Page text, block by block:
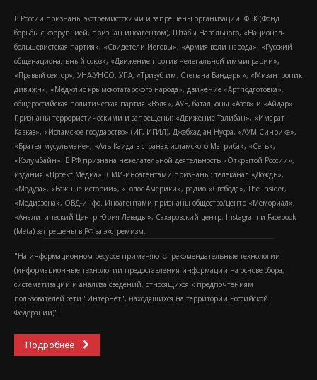
В России признаны экстремистскими и запрещены организации: ФБК (Фонд
борьбы с коррупцией, признан иноагентом), Штабы Навального, «Национал-
большевистская партия», «Свидетели Иеговы», «Армия воли народа», «Русский
общенациональный союз», «Движение против нелегальной иммиграции»,
«Правый сектор», УНА-УНСО, УПА, «Тризуб им. Степана Бандеры», «Мизантропик
дивижн», «Меджлис крымскотатарского народа», движение «Артподготовка»,
общероссийская политическая партия «Воля», АУЕ, батальоны «Азов» и «Айдар».
Признаны террористическими и запрещены: «Движение Талибан», «Имарат
Кавказ», «Исламское государство» (ИГ, ИГИЛ), Джебхад-ан-Нусра, «АУМ Синрике»,
«Братья-мусульмане», «Аль-Каида в странах исламского Магриба», «Сеть»,
«Колумбайн». В РФ признана нежелательной деятельность «Открытой России»,
издания «Проект Медиа». СМИ-иноагентами признаны: телеканал «Дождь»,
«Медуза», «Важные истории», «Голос Америки», радио «Свобода», The Insider,
«Медиазона», ОВД-инфо. Иноагентами признаны общество/центр «Мемориал»,
«Аналитический Центр Юрия Левады», Сахаровский центр. Instagram и Facebook
(Metа) запрещены в РФ за экстремизм.
"На информационном ресурсе применяются рекомендательные технологии
(информационные технологии предоставления информации на основе сбора,
систематизации и анализа сведений, относящихся к предпочтениям
пользователей сети "Интернет", находящихся на территории Российской
Федерации)".
Подробнее